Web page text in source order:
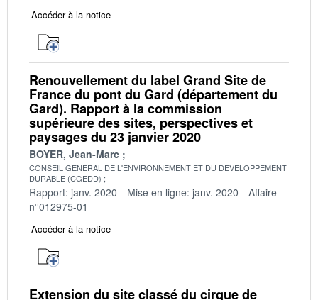
Accéder à la notice
Renouvellement du label Grand Site de
France du pont du Gard (département du
Gard). Rapport à la commission
supérieure des sites, perspectives et
paysages du 23 janvier 2020
BOYER, Jean-Marc
CONSEIL GENERAL DE L'ENVIRONNEMENT ET DU DEVELOPPEMENT
DURABLE (CGEDD)
Rapport: janv. 2020 Mise en ligne: janv. 2020
Affaire
n°012975-01
Accéder à la notice
Extension du site classé du cirque de